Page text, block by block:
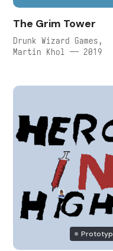
The Grim Tower
Drunk Wizard Games,
Martin Khol — 2019
Prototyp